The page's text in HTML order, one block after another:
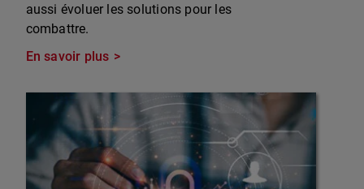
aussi évoluer les solutions pour les
combattre.
En savoir plus